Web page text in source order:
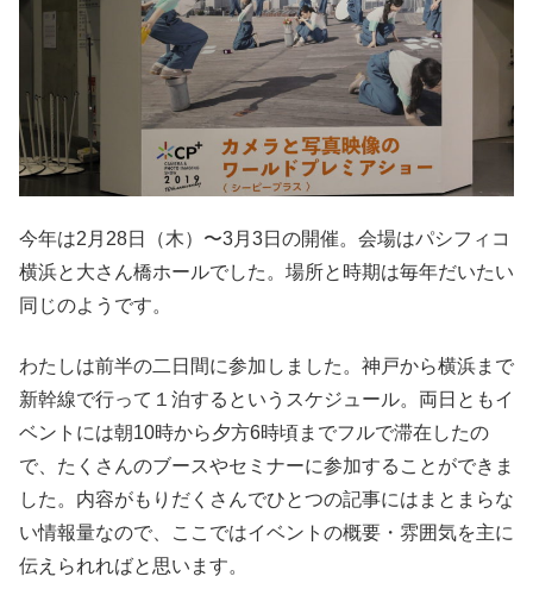
今年は2月28日（木）〜3月3日の開催。会場はパシフィコ
横浜と大さん橋ホールでした。場所と時期は毎年だいたい
同じのようです。
わたしは前半の二日間に参加しました。神戸から横浜まで
新幹線で行って１泊するというスケジュール。両日ともイ
ベントには朝10時から夕方6時頃までフルで滞在したの
で、たくさんのブースやセミナーに参加することができま
した。内容がもりだくさんでひとつの記事にはまとまらな
い情報量なので、ここではイベントの概要・雰囲気を主に
伝えられればと思います。